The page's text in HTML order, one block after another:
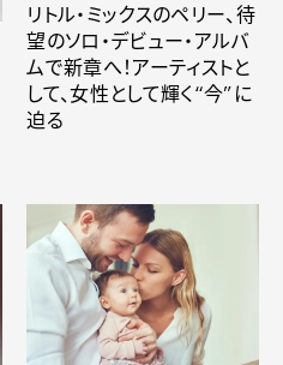
リトル・ミックスのペリー、待
望のソロ・デビュー・アルバ
ムで新章へ！アーティストと
して、女性として輝く“今”に
迫る